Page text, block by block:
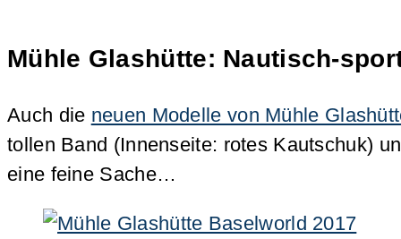
Mühle Glashütte: Nautisch-
Auch die neuen Modelle von Mühle
tollen Band (Innenseite: rotes Kautschuk)
eine feine Sache…